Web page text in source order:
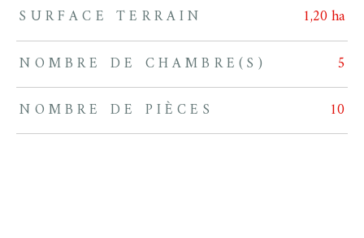
SURFACE TERRAIN
1,20 ha
NOMBRE DE CHAMBRE(S)
5
NOMBRE DE PIÈCES
10